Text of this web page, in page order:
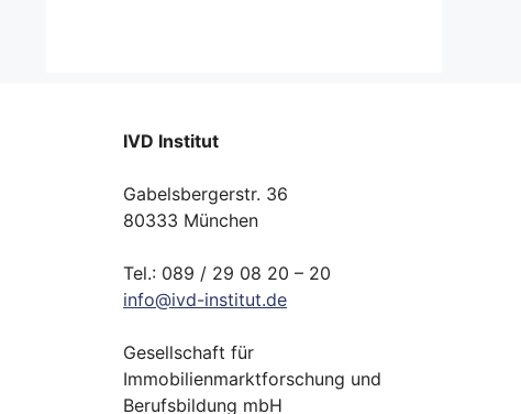
IVD Institut
Gabelsbergerstr. 36
80333 München
Tel.: 089 / 29 08 20 – 20
info@ivd-institut.de
Gesellschaft für
Immobilienmarktforschung und
Berufsbildung mbH